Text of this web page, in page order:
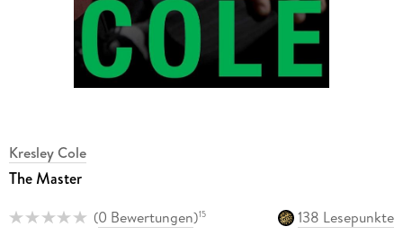
Kresley Cole
The Master
(0 Bewertungen)15
138 Lesepunkte